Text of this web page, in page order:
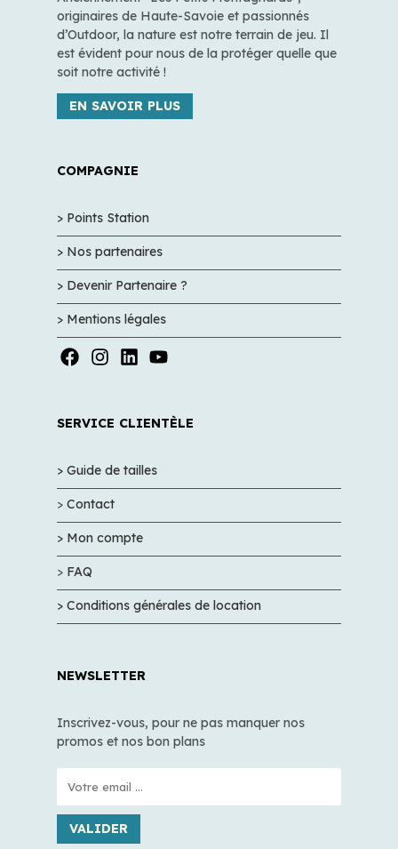
originaires de Haute-Savoie et passionnés
d’Outdoor, la nature est notre terrain de jeu. Il
est évident pour nous de la protéger quelle que
soit notre activité !
EN SAVOIR PLUS
COMPAGNIE
> Points Station
> Nos partenaires
> Devenir Partenaire ?
> Mentions légales
SERVICE CLIENTÈLE
> Guide de tailles
> Contact
> Mon compte
> FAQ
> Conditions générales de location
NEWSLETTER
Inscrivez-vous, pour ne pas manquer nos
promos et nos bon plans
VALIDER